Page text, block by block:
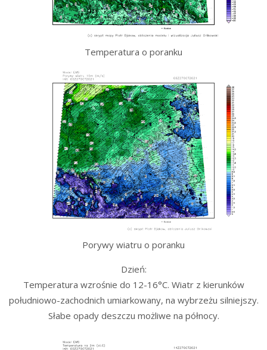
Temperatura o poranku
Porywy wiatru o poranku
Dzień:
Temperatura wzrośnie do 12-16°C. Wiatr z kierunków
południowo-zachodnich umiarkowany, na wybrzeżu silniejszy.
Słabe opady deszczu możliwe na północy.